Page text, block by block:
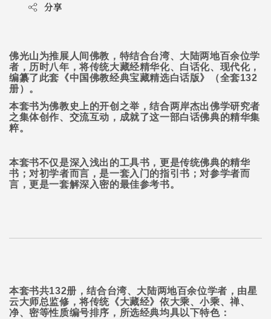
分享
佛光山为推展人间佛教，特结合台湾、大陆两地百余位学
者，历时八年，将传统大藏经精华化、白话化、现代化，
编纂了此套《中国佛教经典宝藏精选白话版》（全套132
册）。
本套书为佛教史上的开创之举，结合两岸杰出佛学研究者
之集体创作、交流互动，成就了这一部白话佛典的精华集
粹。
本套书不仅是深入浅出的工具书，更是传统佛典的精华
书；对初学者而言，是一套入门的指引书；对参学者而
言，更是一套解深入密的最佳参考书。
本套书共132册，结合台湾、大陆两地百余位学者，由星
云大师总监修，将传统《大藏经》依大乘、小乘、禅、
净、密等性质编号排序，所选经典均具以下特色：